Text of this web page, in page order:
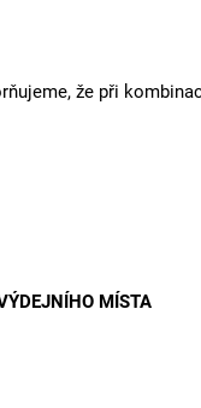
že při
MÍSTA